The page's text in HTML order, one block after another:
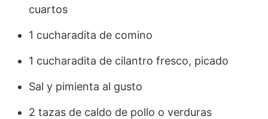
cuartos
1 cucharadita de comino
1 cucharadita de cilantro fresco, picado
Sal y pimienta al gusto
2 tazas de caldo de pollo o verduras